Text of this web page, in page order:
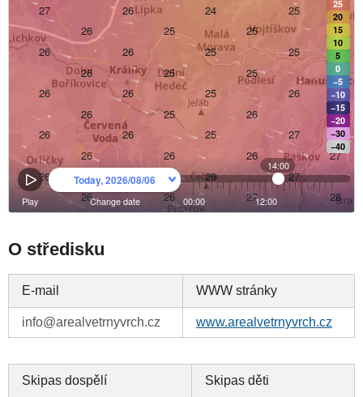
O středisku
E-mail WWW stránky
info@arealvetrnyvrch.cz www.arealvetrnyvrch.cz
Skipas dospělí Skipas děti